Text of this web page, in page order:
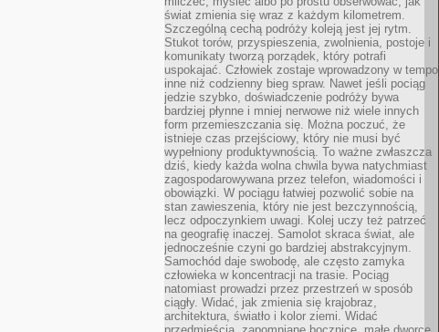
świat zmienia się wraz z każdym kilometrem.
Szczególną cechą podróży koleją jest jej rytm.
Stukot torów, przyspieszenia, zwolnienia, postoje i
komunikaty tworzą porządek, który potrafi
uspokajać. Człowiek zostaje wprowadzony w tempo
inne niż codzienny bieg spraw. Nawet jeśli pociąg
jedzie szybko, doświadczenie podróży bywa
bardziej płynne i mniej nerwowe niż wiele innych
form przemieszczania się. Można poczuć, że
istnieje czas przejściowy, który nie musi być
wypełniony produktywnością. To ważne zwłaszcza
dziś, kiedy każda wolna chwila bywa natychmiast
zagospodarowywana przez telefon, wiadomości i
obowiązki. W pociągu łatwiej pozwolić sobie na
stan zawieszenia, który nie jest bezczynnością,
lecz odpoczynkiem uwagi. Kolej uczy też patrzeć
na geografię inaczej. Samolot skraca świat, ale
jednocześnie czyni go bardziej abstrakcyjnym.
Samochód daje swobodę, ale często zamyka
człowieka w koncentracji na trasie. Pociąg
natomiast prowadzi przez przestrzeń w sposób
ciągły. Widać, jak zmienia się krajobraz,
architektura, światło i kolor ziemi. Widać